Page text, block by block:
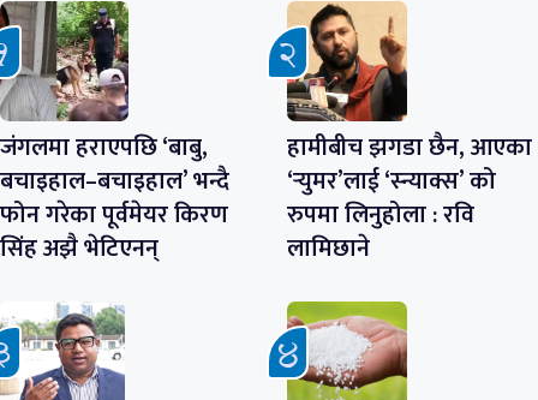
जंगलमा हराएपछि ‘बाबु,
बचाइहाल–बचाइहाल’ भन्दै
फोन गरेका पूर्वमेयर किरण
सिंह अझै भेटिएनन्
हामीबीच झगडा छैन, आएका
‘र्‍युमर’लाई ‘स्न्याक्स’ को
रुपमा लिनुहोला : रवि
लामिछाने